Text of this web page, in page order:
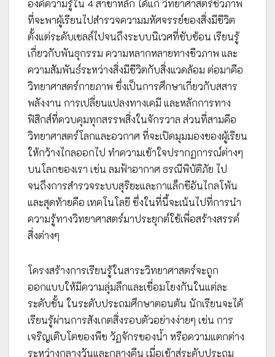
องค์ความรู้ใน 4 สาขาหลัก ได้แก่ วิทยาศาสตร์ชีวภาพ
ที่จะพาผู้เรียนไปสำรวจความมหัศจรรย์ของสิ่งมีชีวิต
ตั้งแต่ระดับเซลล์ไปจนถึงระบบนิเวศที่ซับซ้อน เรียนรู้
เกี่ยวกับพันธุกรรม ความหลากหลายทางชีวภาพ และ
ความสัมพันธ์ระหว่างสิ่งมีชีวิตกับสิ่งแวดล้อม ต่อมาคือ
วิทยาศาสตร์กายภาพ ซึ่งเป็นการศึกษาเกี่ยวกับสสาร
พลังงาน การเปลี่ยนแปลงทางเคมี และหลักการทาง
ฟิสิกส์ที่ควบคุมทุกสรรพสิ่งในจักรวาล ส่วนที่สามคือ
วิทยาศาสตร์โลกและอวกาศ ที่จะเปิดมุมมองของผู้เรียน
ให้กว้างไกลออกไป ทำความเข้าใจปรากฏการณ์ต่างๆ
บนโลกของเรา เช่น ลมฟ้าอากาศ ธรณีพิบัติภัย ไป
จนถึงการสำรวจระบบสุริยะและกาแล็กซีอันไกลโพ้น
และสุดท้ายคือ เทคโนโลยี ซึ่งในที่นี้จะเน้นไปที่การนำ
ความรู้ทางวิทยาศาสตร์มาประยุกต์ใช้เพื่อสร้างสรรค์
สิ่งต่างๆ
โครงสร้างการเรียนรู้ในสาระวิทยาศาสตร์จะถูก
ออกแบบให้มีความลุ่มลึกและเชื่อมโยงกันในแต่ละ
ระดับชั้น ในระดับประถมศึกษาตอนต้น นักเรียนจะได้
เรียนรู้ผ่านการสังเกตสิ่งรอบตัวอย่างง่ายๆ เช่น การ
เจริญเติบโตของพืช วัฏจักรของน้ำ หรือความแตกต่าง
ระหว่างกลางวันและกลางคืน เมื่อเข้าสู่ระดับประถม